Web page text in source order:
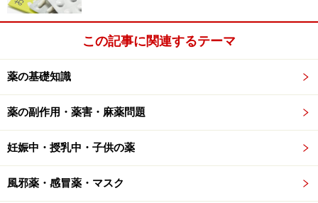
などがあります。
ニキビ治療の内服薬
糖質や脂質の代謝にはビタミンB2、B6が関わっていま
す。アルコールを飲むとビタミンBが消費されやすくな
やすいなどの症状のある方は、ビタミンB2、B6の不足も
この記事に関連するテーマ
薬の基礎知識
薬の副作用・薬害・麻薬問題
妊娠中・授乳中・子供の薬
風邪薬・感冒薬・マスク